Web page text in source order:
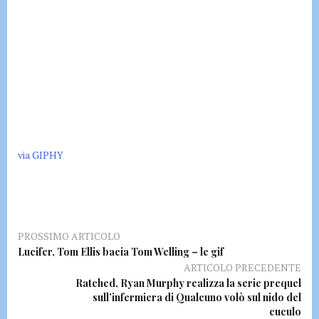
via GIPHY
PROSSIMO ARTICOLO
Lucifer, Tom Ellis bacia Tom Welling – le gif
ARTICOLO PRECEDENTE
Ratched, Ryan Murphy realizza la serie prequel
sull’infermiera di Qualcuno volò sul nido del
cuculo